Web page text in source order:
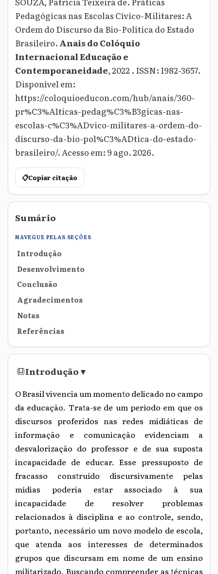
Pedagógicas nas Escolas Cívico-Militares: A
Ordem do Discurso da Bio-Política do Estado
Brasileiro. Anais do Colóquio
Internacional Educação e
Contemporaneidade, 2022 . ISSN: 1982-3657.
Disponível em:
https://coloquioeducon.com/hub/anais/360-
pr%C3%A1ticas-pedag%C3%B3gicas-nas-
escolas-c%C3%ADvico-militares-a-ordem-do-
discurso-da-bio-pol%C3%ADtica-do-estado-
brasileiro/. Acesso em: 9 ago. 2026.
📋Copiar citação
Sumário
NAVEGUE PELAS SEÇÕES
Introdução
Desenvolvimento
Conclusão
Agradecimentos
Notas
Referências
Introdução▾
O Brasil vivencia um momento delicado no campo
da educação. Trata-se de um período em que os
discursos proferidos nas redes midiáticas de
informação e comunicação evidenciam a
desvalorização do professor e de sua suposta
incapacidade de educar. Esse pressuposto de
fracasso construído discursivamente pelas
mídias poderia estar associado à sua
incapacidade de resolver problemas
relacionados à disciplina e ao controle, sendo,
portanto, necessário um novo modelo de escola,
que atenda aos interesses de determinados
grupos que discursam em nome de um ensino
militarizado. Buscando compreender as técnicas